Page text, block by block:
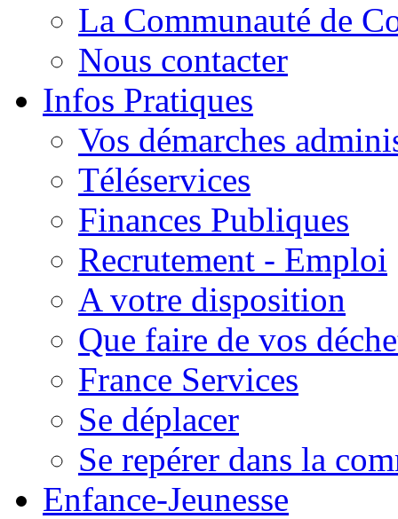
La Communauté de
Nous contacter
Infos Pratiques
Vos démarches
Téléservices
Finances Publiques
Recrutement - Emploi
A votre disposition
Que faire de vos
France Services
Se déplacer
Se repérer dans la
Enfance-Jeunesse